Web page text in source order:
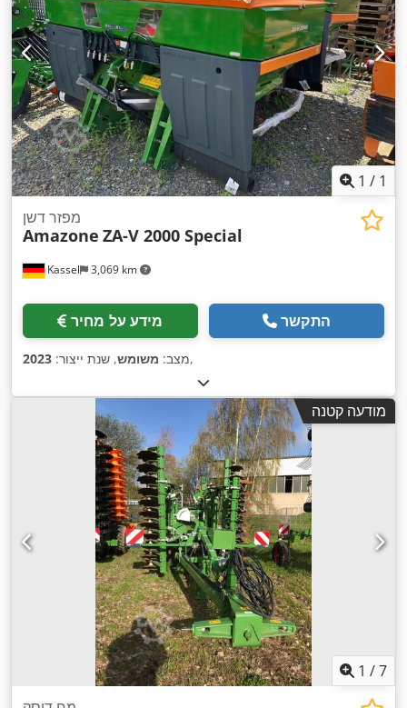
1 / 1
Kassel 3,069 km
מפזר דשן
Amazone ZA-V 2000 Special
מידע על מחיר התקשר
מצב: משומש, שנת ייצור: 2023 ,
מודעה קטנה
1 /7